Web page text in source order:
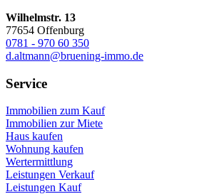
Wilhelmstr. 13
77654 Offenburg
0781 - 970 60 350
d.altmann@bruening-immo.de
Service
Immobilien zum Kauf
Immobilien zur Miete
Haus kaufen
Wohnung kaufen
Wertermittlung
Leistungen Verkauf
Leistungen Kauf